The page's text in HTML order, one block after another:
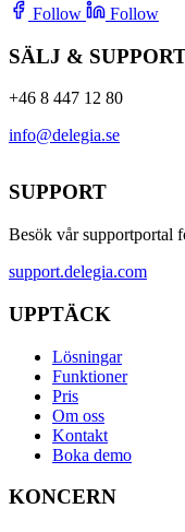
Follow
Follow
SÄLJ &
+46 8 447 12 80
info@delegia.se
SUPPORT
Besök vår supportportal
support.delegia.com
UPPTÄCK
Lösningar
Funktioner
Pris
Om oss
Kontakt
Boka demo
KONCERN